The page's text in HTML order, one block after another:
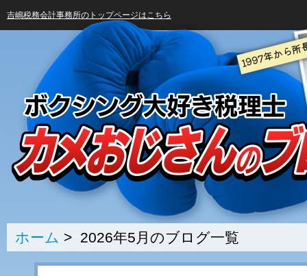
吉嶋税務会計事務所のトップページはこちら
ホーム > 2026年5月のブログ一覧